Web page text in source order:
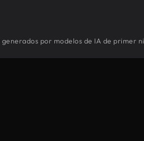
por modelos de IA de primer